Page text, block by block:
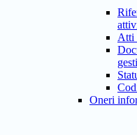
Atti
Oneri